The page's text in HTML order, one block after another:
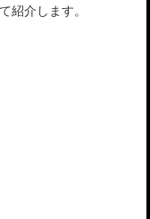
紹介します。